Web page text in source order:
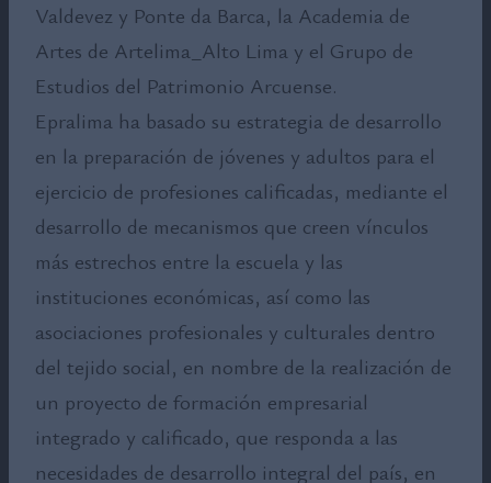
Valdevez y Ponte da Barca, la Academia de
Artes de Artelima_Alto Lima y el Grupo de
Estudios del Patrimonio Arcuense.
Epralima ha basado su estrategia de desarrollo
en la preparación de jóvenes y adultos para el
ejercicio de profesiones calificadas, mediante el
desarrollo de mecanismos que creen vínculos
más estrechos entre la escuela y las
instituciones económicas, así como las
asociaciones profesionales y culturales dentro
del tejido social, en nombre de la realización de
un proyecto de formación empresarial
integrado y calificado, que responda a las
necesidades de desarrollo integral del país, en